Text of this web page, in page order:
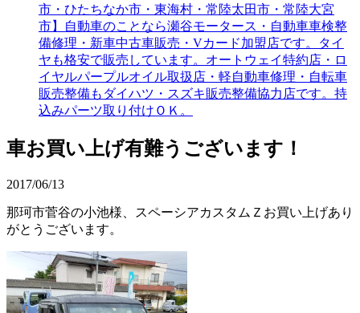
市・ひたちなか市・東海村・常陸太田市・常陸大宮
市】自動車のことなら瀬谷モータース・自動車車検整
備修理・新車中古車販売・Vカード加盟店です。タイ
ヤも格安で販売しています。オートウェイ特約店・ロ
イヤルパープルオイル取扱店・軽自動車修理・自転車
販売整備もダイハツ・スズキ販売整備協力店です。持
込みパーツ取り付けＯＫ。
車お買い上げ有難うございます！
2017/06/13
那珂市菅谷の小池様、スペーシアカスタムＺお買い上げあり
がとうございます。